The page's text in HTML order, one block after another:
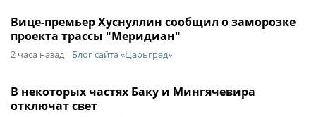
Вице-премьер Хуснуллин сообщил о заморозке
проекта трассы "Меридиан"
2 часа назад Блог сайта «Царьград»
В некоторых частях Баку и Мингячевира
отключат свет